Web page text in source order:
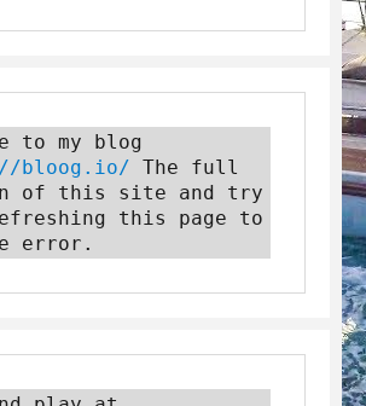
bloog.io/ The full
of this site and try
this page to
error.